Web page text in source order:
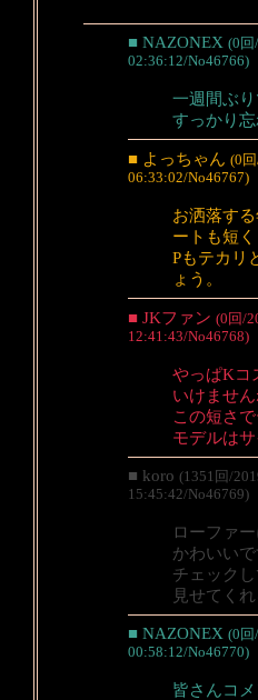
■ NAZONEX (0回
02:36:12/No46766)
一週間ぶり
すっかり忘
■ よっちゃん (0
06:33:02/No46767)
お洒落す
ートも短く
Pもテカリ
ょう。
■ JKファン (0回/
12:41:43/No46768)
やっぱKコ
いけません
この短さ
モデルは
■ koro (1351回/
15:45:42/No46769)
ローファ
かわいい
チェックし
見せてく
■ NAZONEX (0回
00:58:12/No46770)
皆さんコ